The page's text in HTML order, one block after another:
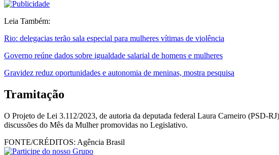
Leia Também:
Rio: delegacias terão sala especial para mulheres vítimas de violência
Governo reúne dados sobre igualdade salarial de homens e mulheres
Gravidez reduz oportunidades e autonomia de meninas, mostra pesquisa
Tramitação
O Projeto de Lei 3.112/2023, de autoria da deputada federal Laura Carneiro (PSD-
discussões do Mês da Mulher promovidas no Legislativo.
FONTE/CRÉDITOS: Agência Brasil